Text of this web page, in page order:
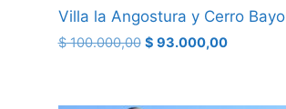
Villa la Angostura y Cerro Bayo
$100.000,00 $ 93.000,00